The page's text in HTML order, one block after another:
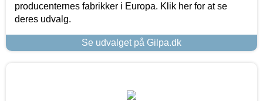
producenternes fabrikker i Europa. Klik her for at se
deres udvalg.
Se udvalget på Gilpa.dk